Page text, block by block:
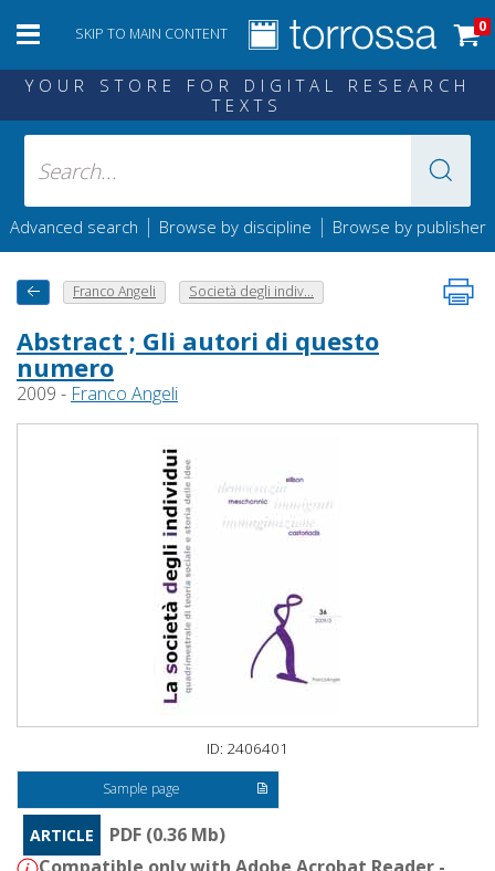
SKIP TO MAIN CONTENT 0
YOUR STORE FOR DIGITAL RESEARCH
TEXTS
Advanced search | Browse by discipline | Browse by publisher
Franco Angeli Società degli indiv...
Abstract ; Gli autori di questo
numero
2009 - Franco Angeli
ID: 2406401
Sample page
ARTICLE
PDF (0.36 Mb)